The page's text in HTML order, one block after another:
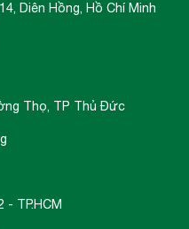
ĐIỆN TỪ
Diên Hồng, Hồ Chí Minh
Thọ, TP Thủ Đức
- TP.HCM